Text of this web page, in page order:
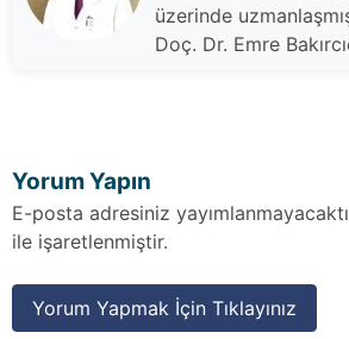
üzerinde
Doç. Dr. Emre
Yorum Yapın
E-posta adresiniz
ile işaretlenmiştir.
Yorum Yapmak İçin Tıklayınız